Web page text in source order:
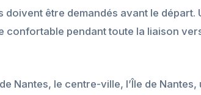
être demandés avant le départ.
pendant toute la liaison
Nantes, le centre-ville, l’Île de